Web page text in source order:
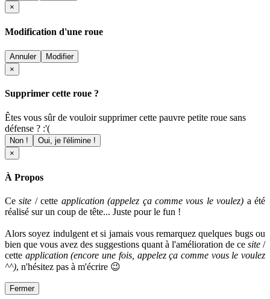
×
Modification d'une roue
Annuler
Modifier
×
Supprimer cette roue ?
Êtes vous sûr de vouloir supprimer cette pauvre petite roue sans
défense ? :'(
Non !
Oui, je l'élimine !
×
À Propos
Cesite / cette application (appelez ça comme vous le voulez) a été
réalisé sur un coup de tête... Juste pour le fun !
Alors soyez indulgent et si jamais vous remarquez quelques bugs ou
bien que vous avez des suggestions quant à l'amélioration de ce site /
cette application (encore une fois, appelez ça comme vous le voulez
^^), n'hésitez pas à m'écrire 😉
Fermer